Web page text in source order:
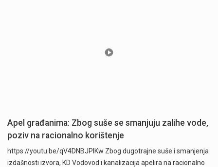
Apel građanima: Zbog suše se smanjuju zalihe vode,
poziv na racionalno korištenje
https://youtu.be/qV4DNBJPlKw Zbog dugotrajne suše i smanjenja
izdašnosti izvora, KD Vodovod i kanalizacija apelira na racionalno